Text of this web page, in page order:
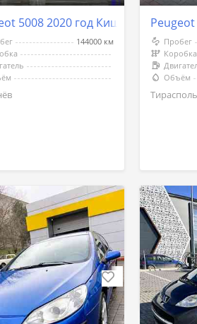
5008 2020 год Кишинёв
144000 км
Торг
Пробег
Коробка
Объём
Тирасполь
$7 200